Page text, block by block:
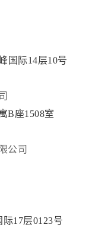
国际14层10号
B座1508室
公司
17层0123号